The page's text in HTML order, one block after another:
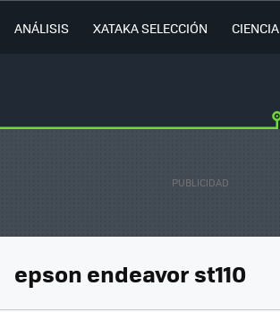
ANÁLISIS XATAKA SELECCIÓN CIENCIA
epson endeavor st110